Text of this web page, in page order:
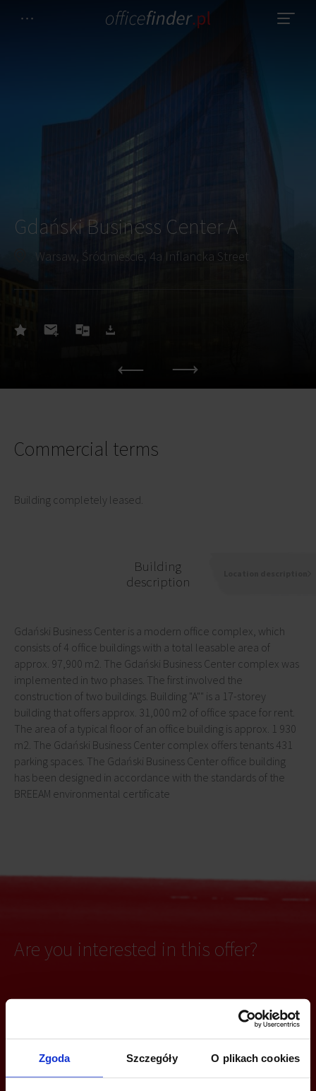
Zgoda Szczegóły O plikach cookies
Gdański Business Center A
Warsaw, Śródmieście, 4a Inflancka Street
Commercial terms
Building completely leased.
Building
description
Gdański Business Center is a modern office complex, which
consists of 4 office buildings with a total leasable area of
approx. 97,900 m2. The Gdański Business Center complex was
implemented in two phases. The first involved the
construction of two buildings. Building "A"" is a 17-storey
building that offers approx. 31,000 m2 of office space for rent.
The area of a typical floor of an office building is approx. 1 930
m2. The Gdański Business Center complex offers tenants 431
parking spaces. The Gdański Business Center office building
has been designed in accordance with the standards of the
BREEAM environmental certificate
Are you interested in this offer?
+48 22 167 04 00
info@officefinder.pl